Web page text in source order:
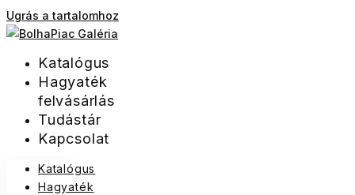
Ugrás a tartalomhoz
Katalógus
Hagyaték
felvásárlás
Tudástár
Kapcsolat
Katalógus
Hagyaték